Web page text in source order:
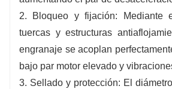
2. Bloqueo y fijación: Mediante
tuercas y estructuras
engranaje se acoplan
bajo par motor elevado y
3. Sellado y protección: El